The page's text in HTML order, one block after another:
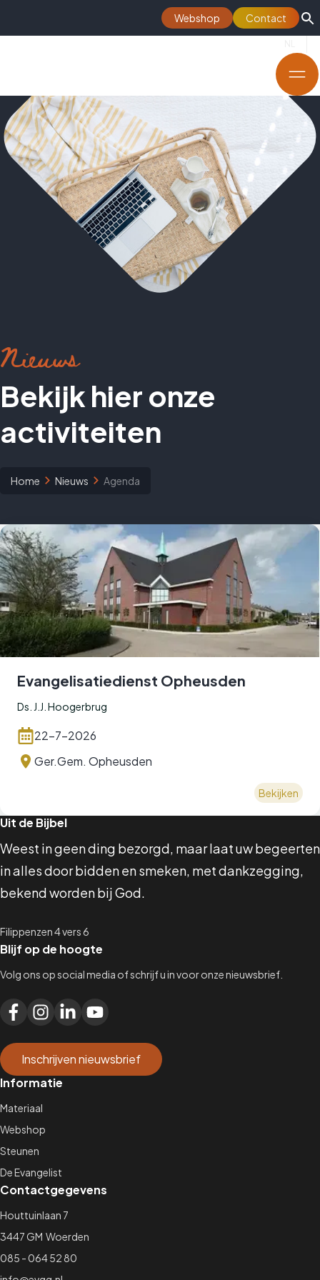
Webshop Contact
Nieuws
Bekijk hier onze
activiteiten
Home Nieuws Agenda
Evangelisatiedienst Opheusden
Ds. J.J. Hoogerbrug
22-7-2026
Ger.Gem. Opheusden
Bekijken
Uit de Bijbel
Weest in geen ding bezorgd, maar laat uw begeerten
in alles door bidden en smeken, met dankzegging,
bekend worden bij God.
Filippenzen 4 vers 6
Blijf op de hoogte
Volg ons op social media of schrijf u in voor onze nieuwsbrief.
Inschrijven nieuwsbrief
Informatie
Materiaal
Webshop
Steunen
De Evangelist
Contactgegevens
Houttuinlaan 7
3447 GM Woerden
085 - 064 52 80